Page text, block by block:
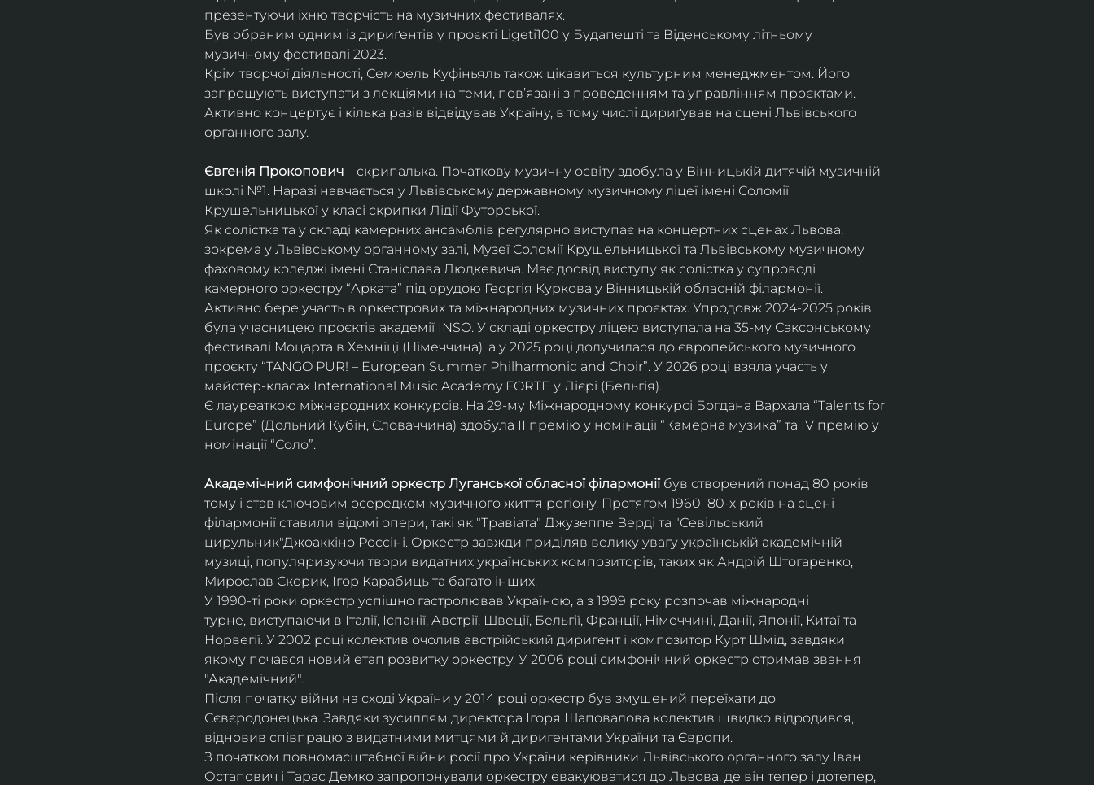
презентуючи їхню творчість на музичних фестивалях.
Був обраним одним із дириґентів у проєкті Ligeti100 у Будапешті та Віденському літньому
музичному фестивалі 2023.
Крім творчої діяльності, Семюель Куфіньяль також цікавиться культурним менеджментом. Його
запрошують виступати з лекціями на теми, пов’язані з проведенням та управлінням проєктами.
Активно концертує і кілька разів відвідував Україну, в тому числі дириґував на сцені Львівського
органного залу.
Євгенія Прокопович – скрипалька. Початкову музичну освіту здобула у Вінницькій дитячій музичній
школі №1. Наразі навчається у Львівському державному музичному ліцеї імені Соломії
Крушельницької у класі скрипки Лідії Футорської.
Як солістка та у складі камерних ансамблів регулярно виступає на концертних сценах Львова,
зокрема у Львівському органному залі, Музеї Соломії Крушельницької та Львівському музичному
фаховому коледжі імені Станіслава Людкевича. Має досвід виступу як солістка у супроводі
камерного оркестру “Арката” під орудою Георгія Куркова у Вінницькій обласній філармонії.
Активно бере участь в оркестрових та міжнародних музичних проєктах. Упродовж 2024-2025 років
була учасницею проєктів академії INSO. У складі оркестру ліцею виступала на 35-му Саксонському
фестивалі Моцарта в Хемніці (Німеччина), а у 2025 році долучилася до європейського музичного
проєкту “TANGO PUR! – European Summer Philharmonic and Choir”. У 2026 році взяла участь у
майстер-класах International Music Academy FORTE у Лієрі (Бельгія).
Є лауреаткою міжнародних конкурсів. На 29-му Міжнародному конкурсі Богдана Вархала “Talents for
Europe” (Дольний Кубін, Словаччина) здобула ІІ премію у номінації “Камерна музика” та IV премію у
номінації “Соло”.
Академічний симфонічний оркестр Луганської обласної філармонії був створений понад 80 років
тому і став ключовим осередком музичного життя регіону. Протягом 1960–80-х років на сцені
філармонії ставили відомі опери, такі як "Травіата" Джузеппе Верді та "Севільський
цирульник"Джоаккіно Россіні. Оркестр завжди приділяв велику увагу українській академічній
музиці, популяризуючи твори видатних українських композиторів, таких як Андрій Штогаренко,
Мирослав Скорик, Ігор Карабиць та багато інших.
У 1990-ті роки оркестр успішно гастролював Україною, а з 1999 року розпочав міжнародні
турне, виступаючи в Італії, Іспанії, Австрії, Швеції, Бельгії, Франції, Німеччині, Данії, Японії, Китаї та
Норвегії. У 2002 році колектив очолив австрійський диригент і композитор Курт Шмід, завдяки
якому почався новий етап розвитку оркестру. У 2006 році симфонічний оркестр отримав звання
"Академічний".
Після початку війни на сході України у 2014 році оркестр був змушений переїхати до
Сєвєродонецька. Завдяки зусиллям директора Ігоря Шаповалова колектив швидко відродився,
відновив співпрацю з видатними митцями й диригентами України та Європи.
З початком повномасштабної війни росії про України керівники Львівського органного залу Іван
Остапович і Тарас Демко запропонували оркестру евакуюватися до Львова, де він тепер і дотепер,